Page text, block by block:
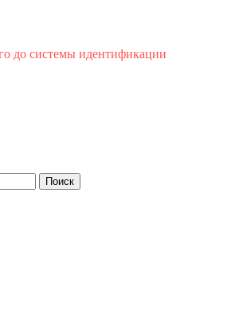
до системы идентификации